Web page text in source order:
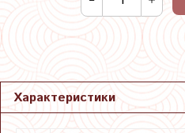
Характеристики